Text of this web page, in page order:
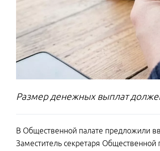
Размер денежных выплат
В Общественной палате предложили
Заместитель секретаря